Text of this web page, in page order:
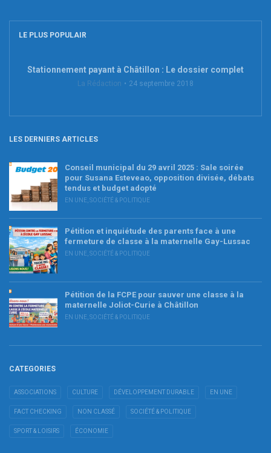
LE PLUS POPULAIR
Stationnement payant à Châtillon : Le dossier complet
La Rédaction 24 septembre 2018
LES DERNIERS ARTICLES
Conseil municipal du 29 avril 2025 : Sale soirée
pour Susana Esteveao, opposition divisée, débats
tendus et budget adopté
EN UNE SOCIÉTÉ & POLITIQUE
Pétition et inquiétude des parents face à une
fermeture de classe à la maternelle Gay-Lussac
EN UNE SOCIÉTÉ & POLITIQUE
Pétition de la FCPE pour sauver une classe à la
maternelle Joliot-Curie à Châtillon
EN UNE SOCIÉTÉ & POLITIQUE
CATEGORIES
ASSOCIATIONS CULTURE DÉVELOPPEMENT DURABLE EN UNE
FACT CHECKING NON CLASSÉ SOCIÉTÉ & POLITIQUE
SPORT & LOISIRS ÉCONOMIE